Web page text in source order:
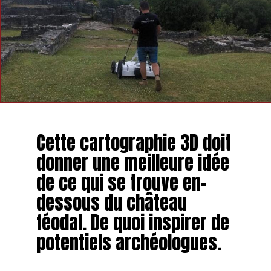
Cette cartographie 3D doit
donner une meilleure idée
de ce qui se trouve en-
dessous du château
féodal. De quoi inspirer de
potentiels archéologues.